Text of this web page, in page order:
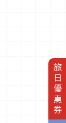
旅日優惠券